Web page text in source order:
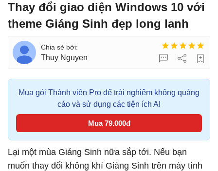
Thay đổi giao diện Windows 10 với
theme Giáng Sinh đẹp long lanh
Thuy Nguyen
Mua gói Thành viên Pro để trải nghiệm không quảng
cáo và sử dụng các tiện ích AI
Mua 79.000đ
Lại một mùa Giáng Sinh nữa sắp tới. Nếu bạn
muốn thay đổi không khí Giáng Sinh trên máy tính